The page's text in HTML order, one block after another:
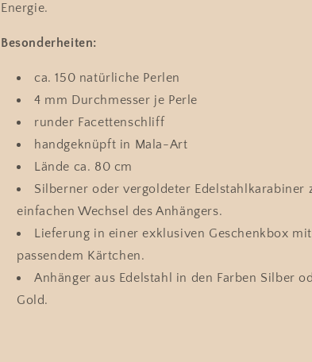
Energie.
Besonderheiten:
ca. 150 natürliche Perlen
4 mm Durchmesser je Perle
runder Facettenschliff
handgeknüpft in Mala-Art
Lände ca. 80 cm
Silberner oder vergoldeter Edelstahlkarabiner
einfachen Wechsel des Anhängers.
Lieferung in einer exklusiven Geschenkbox mit
passendem Kärtchen.
Anhänger aus Edelstahl in den Farben Silber
Gold.